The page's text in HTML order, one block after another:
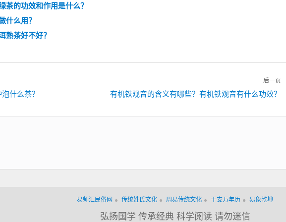
茶的功效和作用是什么？
什么用？
熟茶好不好？
什么茶？
后一页
篇：
有机铁观音的含义有哪些？有机铁观音有什么功效？
易师汇民俗网 传统姓氏文化 周易传统文化 干支万年历 易象乾坤
弘扬国学 传承经典 科学阅读 请勿迷信